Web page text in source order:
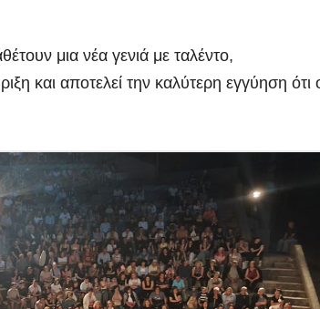
μια νέα γενιά με ταλέντο,
και αποτελεί την καλύτερη εγγύηση ότι